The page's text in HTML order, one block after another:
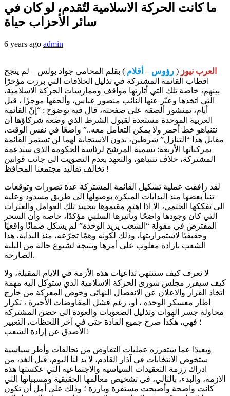
ما كانت الحركة الاسلامية لتُقدم، لو كان في
سائر الأحزاب حياة
6 years ago admin
العرب نيوز ( رؤوس – أقلام ) بقلم المحامي جواد بولس – لم ينجح
اقطاب القائمة المشتركة في تذليل الخلافات التي برزت مؤخرًا
بينهم، خاصة تلك التي أثارتها مواقف وممارسات الحركة الاسلامية،
التي اتخذها وعبّر عنها النائب منصور عباس، وألحقها موجزًا ، قبل
أيام، بمنشور ألصقه على صفحته، قال فيه بوضوح : “إنّ القائمة
العربية الموحدة مستعدة لقبول الشرط الذي وضعه شركاؤها أن
نتنياهو خط أحمر ولا يمكن التعامل معه..” واضعًا في نفس الوقت،
مقابل هذا “التنازل” شرطين، بدون الاستجابة لهما لن تستمر القائمة
بمركباتها الأربعة: تسمية المرشح لرئاسة الحكومة الذي ستدعمه
المشتركة، خلاف نتنياهو، والتعهد بعدم التصويت الى جانب قوانين
تخالف تقاليد مجتمعنا المحافظ !
لقد رافقت عملية تشكيل القائمة المشتركة عدة تصورات وتوقعات
تنبأ بعضها منذ البدايات المبكرة بوصولها الى طريق مسدود وعليه
الى تفككها الحتمي، الا اذا اهتم مقيموها بتحييد تلك العوامل والعثرات
التي كان وجودها واضحًا وتأثيرها السلبي مؤكدًا، خاصة وأن السحر
المفترض في مقولة “الشعب يريد الوحدة” لم يشكل ضمانًا واقعيًا
وحقيقيًا لاستمراريتها، وذلك لكونه وهمًا تجرّعه، منذ البداية، هذا
الشعب بارادة مغلوب على أمرها ونتيجة لشيوع حالة من البلبة
الصارخة.
لا نعرف كيف ستنتهي تداعيات هذه الأزمة في الايام المقبلة، ولا
كيف سيقرر مجلس شورى الحركة الاسلامية الذي ستوكل اليه مهمة
اتخاذ القرار والاعلان عن الانفصال النهائي وخوض المعركة من خارج
اطار معسكر الوحدة ، أو، رغم فشل المفاوضات الأخيرة ، تكرار
محاولة جسر الهوات وتذليل الصعوبات والعودة الى حضن المشتركة
؛ فهي، هكذا صرح جميع القادة حتى في آخر اللحظات، التعبير
الأصدق عن إرادة الشعب!
وبعيدًا عما ستفرزه عمليات التفاوض من تحالفات وأطر سياسية
ستخوض الانتخابات في آذار القادم، لا بد لنا اليوم، قبل الغد، من
ادراك رزمة التعقيدات السياسية والاجتماعية التي عكستها هذه
الازمة، والبدء، بالتالي، في تشخيص معالمها الحقيقية ومسبباتها التي
كانت واضحة وأصبحت مستفزة وبارزة ؛ وذلك على أمل أن تكون